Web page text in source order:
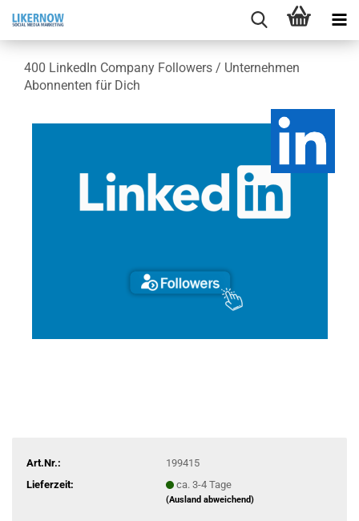
400 Lin­ke­dIn Com­pa­ny Fol­lowers / Un­ter­neh­men
Abon­nen­ten für Dich
Art.Nr.:
199415
Lieferzeit:
ca. 3-4 Tage
(Ausland abweichend)